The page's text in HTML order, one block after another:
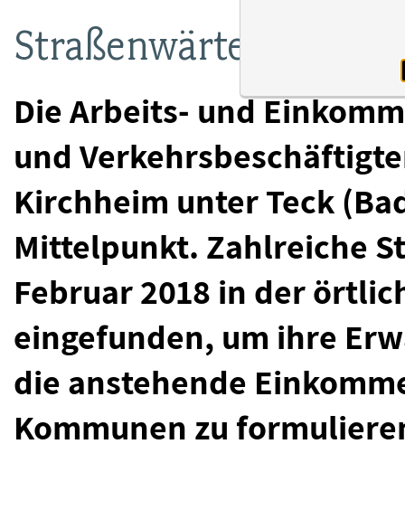
Straßenwärter
Die Arbeits- und
und
Kirchheim unter Teck
Mittelpunkt. Zahlreiche
Februar 2018 in der
eingefunden, um ihre
die anstehende
Kommunen zu